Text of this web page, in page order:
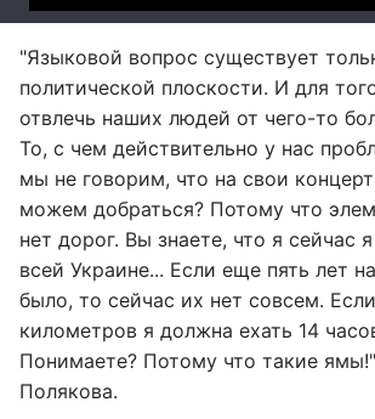
"Языковой вопрос существует
политической плоскости. И для
отвлечь наших людей от чего-то
То, с чем действительно у нас
мы не говорим, что на свои
можем добраться? Потому что
нет дорог. Вы знаете, что я сейчас
всей Украине... Если еще пять лет
было, то сейчас их нет совсем.
километров я должна ехать 14
Понимаете? Потому что такие
Полякова.